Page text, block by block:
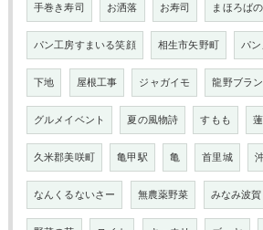
手巻き寿司 お洒落 お寿司 まほろば
パン工房すまいる笑顔 相生市矢野町 パ
下地 屋根工事 ジャガイモ 龍野ブラ
グルメイベント 夏の風物詩 すもも 蓮
久米郡美咲町 亀甲駅 亀 首里城
なんくるないさー 無農薬野菜 みなみ波賀